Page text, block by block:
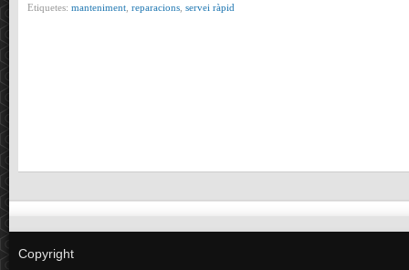
Etiquetes: manteniment reparacions servei ràpid
Copyright